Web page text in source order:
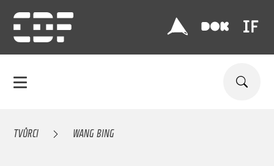
TVŮRCI WANG BING